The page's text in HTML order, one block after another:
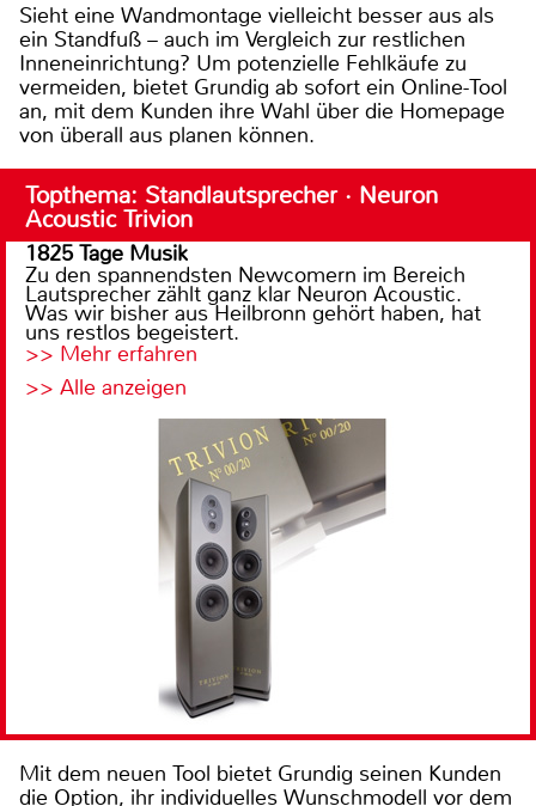
Sieht eine Wandmontage vielleicht besser aus als
ein Standfuß – auch im Vergleich zur restlichen
Inneneinrichtung? Um potenzielle Fehlkäufe zu
vermeiden, bietet Grundig ab sofort ein Online-Tool
an, mit dem Kunden ihre Wahl über die Homepage
von überall aus planen können.
Topthema: Standlautsprecher · Neuron
Acoustic Trivion
1825 Tage Musik
Zu den spannendsten Newcomern im Bereich
Lautsprecher zählt ganz klar Neuron Acoustic.
Was wir bisher aus Heilbronn gehört haben, hat
uns restlos begeistert.
>> Mehr erfahren
>> Alle anzeigen
Mit dem neuen Tool bietet Grundig seinen Kunden
die Option, ihr individuelles Wunschmodell vor dem